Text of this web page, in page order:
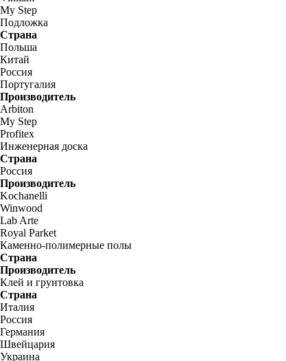
My Step
Подложка
Страна
Польша
Китай
Россия
Португалия
Производитель
Arbiton
My Step
Profitex
Инженерная доска
Страна
Россия
Производитель
Kochanelli
Winwood
Lab Arte
Royal Parket
Каменно-полимерные полы
Страна
Производитель
Клей и грунтовка
Страна
Италия
Россия
Германия
Швейцария
Украина